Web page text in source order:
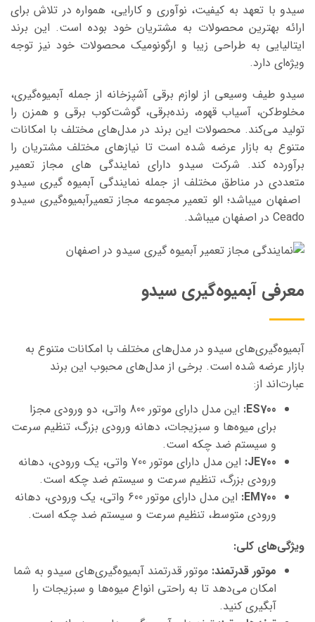
سیدو با تعهد به کیفیت، نوآوری و کارایی، همواره در تلاش برای
ارائه بهترین محصولات به مشتریان خود بوده است. این برند
ایتالیایی به طراحی زیبا و ارگونومیک محصولات خود نیز توجه
ویژه‌ای دارد.
سیدو طیف وسیعی از لوازم برقی آشپزخانه از جمله آبمیوه‌گیری،
مخلوط‌کن، آسیاب قهوه، رنده‌برقی، گوشت‌کوب برقی و همزن را
تولید می‌کند. محصولات این برند در مدل‌های مختلف با امکانات
متنوع به بازار عرضه شده است تا نیازهای مختلف مشتریان را
برآورده کند. شرکت سیدو دارای نمایندگی های مجاز تعمیر
متعددی در مناطق مختلف از جمله نمایندگی آبمیوه گیری سیدو
آبمیوه‌گیری سیدو
Ceado در اصفهان میباشد.
معرفی آبمیوه‌گیری سیدو
آبمیوه‌گیری‌های سیدو در مدل‌های مختلف با امکانات متنوع به
بازار عرضه شده است. برخی از مدل‌های محبوب این برند
عبارت‌اند از:
ES700:
این مدل دارای موتور 800 واتی، دو ورودی مجزا
برای میوه‌ها و سبزیجات، دهانه ورودی بزرگ، تنظیم سرعت
و سیستم ضد چکه است.
JE700:
این مدل دارای موتور 700 واتی، یک ورودی، دهانه
ورودی بزرگ، تنظیم سرعت و سیستم ضد چکه است.
EM700:
این مدل دارای موتور 600 واتی، یک ورودی، دهانه
ورودی متوسط، تنظیم سرعت و سیستم ضد چکه است.
ویژگی‌های کلی:
موتور قدرتمند: موتور قدرتمند آبمیوه‌گیری‌های سیدو به شما
امکان می‌دهد تا به راحتی انواع میوه‌ها و سبزیجات را
آبگیری کنید.